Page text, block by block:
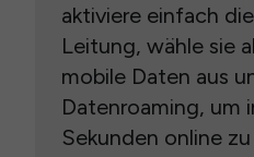
aktiviere einfach
Leitung, wähle sie
mobile Daten aus
Datenroaming, um
Sekunden online